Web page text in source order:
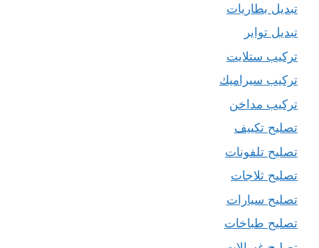
تبديل بطاريات
تبديل تواير
تركيب ستلايت
تركيب سيراميك
تركيب مداخن
تصليح تكييف
تصليح تلفونات
تصليح ثلاجات
تصليح سيارات
تصليح طباخات